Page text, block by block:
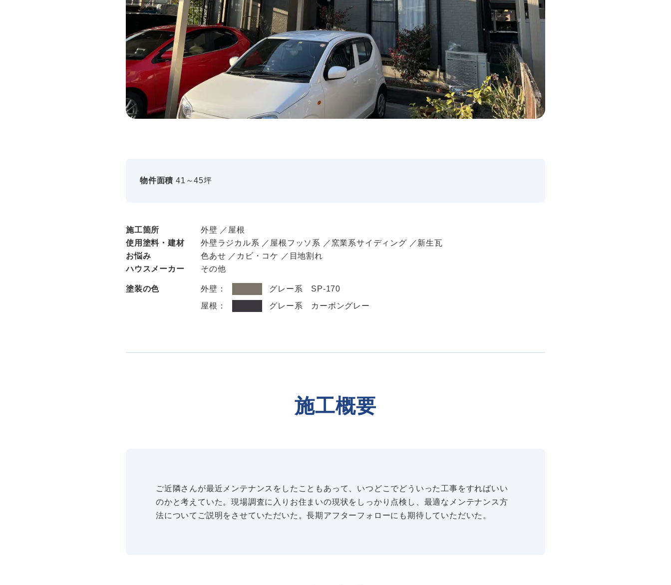
物件面積 41～45坪
施工箇所
外壁 ／屋根
使用塗料・建材
外壁ラジカル系 ／屋根フッソ系 ／窯業系サイディング ／新生瓦
お悩み
色あせ ／カビ・コケ ／目地割れ
ハウスメーカー
その他
塗装の色 外壁：
グレー系 SP-170
屋根：
グレー系 カーボングレー
施工概要
ご近隣さんが最近メンテナンスをしたこともあって、いつどこでどういった工事をすればいい
のかと考えていた。現場調査に入りお住まいの現状をしっかり点検し、最適なメンテナンス方
法についてご説明をさせていただいた。長期アフターフォローにも期待していただいた。